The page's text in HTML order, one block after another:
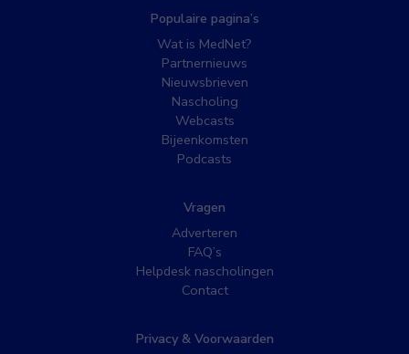
Populaire pagina’s
Wat is MedNet?
Partnernieuws
Nieuwsbrieven
Nascholing
Webcasts
Bijeenkomsten
Podcasts
Vragen
Adverteren
FAQ’s
Helpdesk nascholingen
Contact
Privacy & Voorwaarden